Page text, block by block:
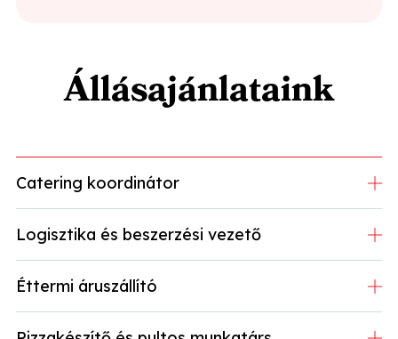
Állásajánlataink
Catering koordinátor
Logisztika és beszerzési vezető
Éttermi áruszállító